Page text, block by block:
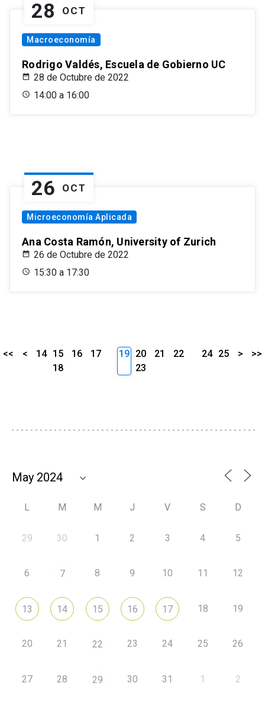
28 OCT
Macroeconomía
Rodrigo Valdés, Escuela de Gobierno UC
28 de Octubre de 2022
14:00 a 16:00
26 OCT
Microeconomía Aplicada
Ana Costa Ramón, University of Zurich
26 de Octubre de 2022
15:30 a 17:30
<< < 14 15 16
17
18
19 20 21
22
23
24 25 > >>
L M M J V S D
29 30 1 2 3 4 5
6 7 8 9 10 11 12
13 14 15 16 17 18 19
20 21 22 23 24 25 26
27 28 29 30 31 1 2